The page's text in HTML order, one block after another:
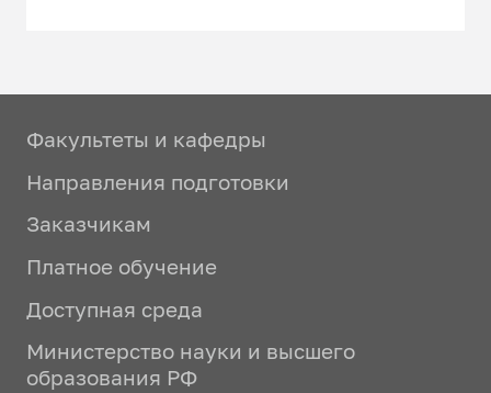
Факультеты и кафедры
Направления подготовки
Заказчикам
Платное обучение
Доступная среда
Министерство науки и высшего
образования РФ